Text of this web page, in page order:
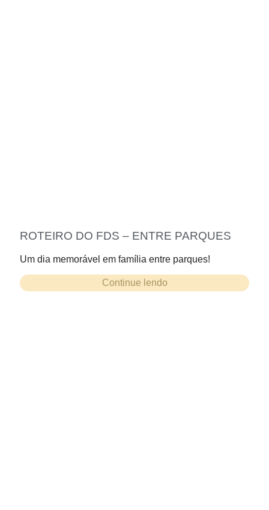
ROTEIRO DO FDS – ENTRE PARQUES
Um dia memorável em família entre parques!
Continue lendo